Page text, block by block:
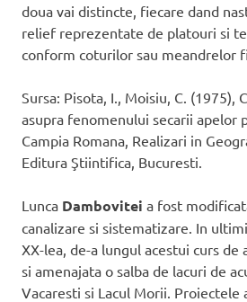
doua vai distincte, fiecare dand
relief reprezentate de platouri si
conform coturilor sau meandrelor
Sursa: Pisota, I., Moisiu, C. (1975),
asupra fenomenului secarii apelor
Campia Romana, Realizari in
Editura Ştiintifica, Bucuresti.
Lunca Dambovitei a fost
canalizare si sistematizare. In
XX-lea, de-a lungul acestui curs de
si amenajata o salba de lacuri de
Vacaresti si Lacul Morii. Proiectele